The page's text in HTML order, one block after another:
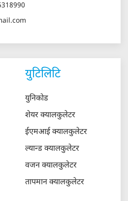
युटिलिटि
युनिकोड
शेयर क्यालकुलेटर
ईएमआई क्यालकुलेटर
ल्यान्ड क्यालकुलेटर
वजन क्यालकुलेटर
तापमान क्यालकुलेटर